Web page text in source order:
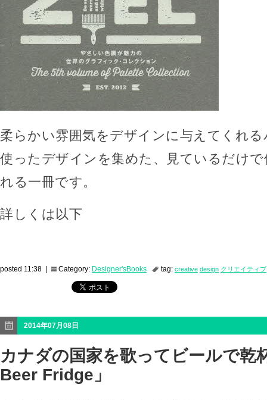
柔らかい雰囲気をデザインに与えてくれ
使ったデザインを集めた、見ているだけ
れる一冊です。
詳しくは以下
posted 11:38 | Category: Designer'sBooks tag: creative design クリエイティブ
2014年07月08日
カナダの国家を歌ってビールで乾
Beer Fridge」